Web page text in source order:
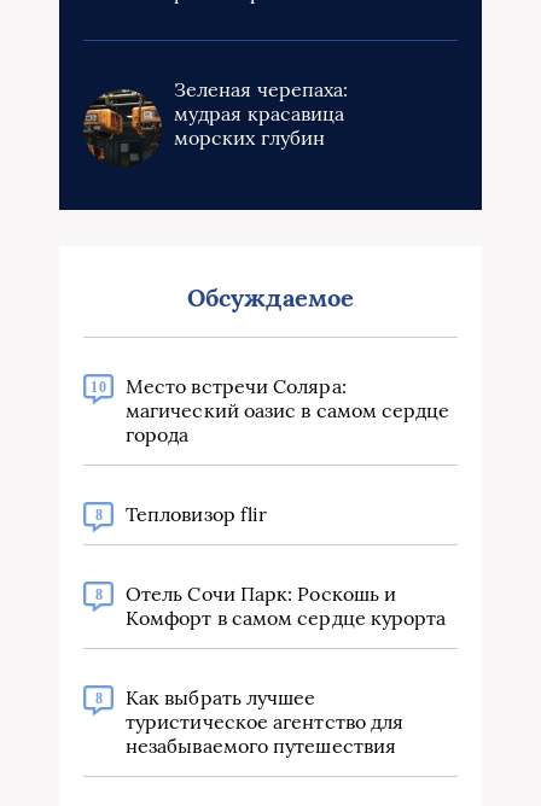
Зеленая черепаха:
мудрая красавица
морских глубин
Обсуждаемое
10
Место встречи Соляра:
магический оазис в самом сердце
города
8 Тепловизор flir
8
Отель Сочи Парк: Роскошь и
Комфорт в самом сердце курорта
8
Как выбрать лучшее
туристическое агентство для
незабываемого путешествия